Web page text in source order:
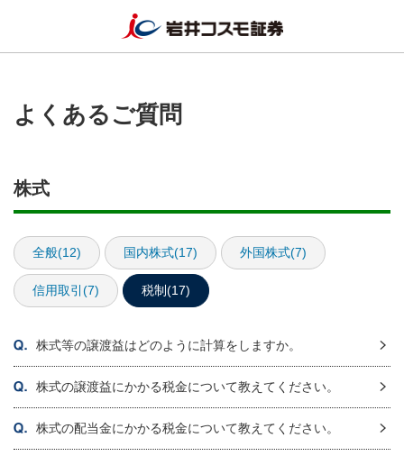
よくあるご質問
株式
全般(12) 国内株式(17) 外国株式(7)
信用取引(7) 税制(17)
株式等の譲渡益はどのように計算をしますか。
株式の譲渡益にかかる税金について教えてください。
株式の配当金にかかる税金について教えてください。